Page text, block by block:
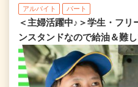
アルバイト パート
＜主婦活躍中♪＞学生・フリ
ンスタンドなので給油＆難